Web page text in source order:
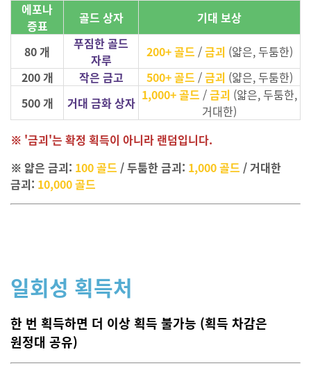
에포나
증표
골드 상자 기대 보상
80 개
푸짐한 골드
자루
200+ 골드 /금괴 (얇은, 두툼한)
200 개
작은 금고 500+ 골드 /금괴 (얇은, 두툼한)
500 개
거대 금화 상자 1,000+ 골드 /금괴 (얇은, 두툼한,
거대한)
※ '금괴'는 확정 획득이 아니라 랜덤입니다.
※ 얇은 금괴: 100 골드 / 두툼한 금괴: 1,000 골드 / 거대한
금괴: 10,000 골드
일회성 획득처
한 번 획득하면 더 이상 획득 불가능 (획득 차감은
원정대 공유)